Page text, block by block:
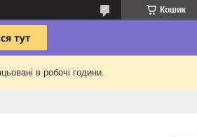
Кошик
в робочі години.